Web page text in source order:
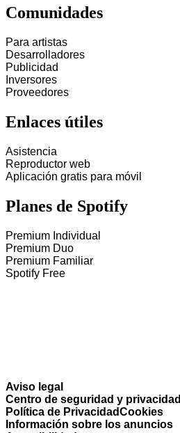
Comunidades
Para artistas
Desarrolladores
Publicidad
Inversores
Proveedores
Enlaces útiles
Asistencia
Reproductor web
Aplicación gratis para móvil
Planes de Spotify
Premium Individual
Premium Duo
Premium Familiar
Spotify Free
Aviso legal
Centro de seguridad y privacidad
Política de PrivacidadCookies
Información sobre los anuncios